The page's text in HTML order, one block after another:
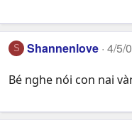
S Shannenlove 4/5/
Bé nghe nói con nai